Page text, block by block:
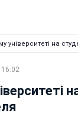
університеті на
16:02